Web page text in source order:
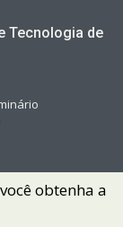
Tecnologia de
obtenha a